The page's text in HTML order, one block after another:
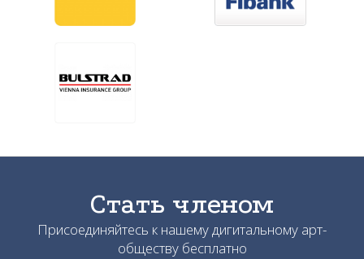
Стать членом
Присоединяйтесь к нашему дигитальному арт-
обществу бесплатно